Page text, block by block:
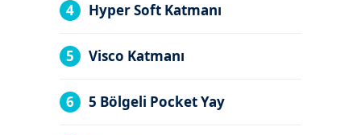
4 Hyper Soft Katmanı
5 Visco Katmanı
6 5 Bölgeli Pocket Yay